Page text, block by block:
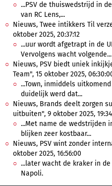
...PSV de thuiswedstrijd in de
van RC Lens,...
Nieuws, Twee intikkers Til
oktober 2025, 20:37:12
...uur wordt afgetrapt in de
Vervolgens wacht volgende...
Nieuws, PSV biedt uniek
Team", 15 oktober 2025,
...Town, inmiddels
duidelijk werd dat...
Nieuws, Brands deelt zorgen
uitbuiten", 9 oktober 2025,
...Met name de wedstrijden
blijken zeer kostbaar...
Nieuws, PSV wint zonder
oktober 2025, 16:56:00
...later wacht de kraker in de
Napoli.